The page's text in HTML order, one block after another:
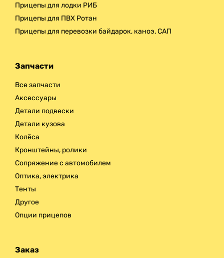
Прицепы для лодки РИБ
Прицепы для ПВХ Ротан
Прицепы для перевозки байдарок, каноэ, САП
Запчасти
Все запчасти
Аксессуары
Детали подвески
Детали кузова
Колёса
Кронштейны, ролики
Сопряжение с автомобилем
Оптика, электрика
Тенты
Другое
Опции прицепов
Заказ